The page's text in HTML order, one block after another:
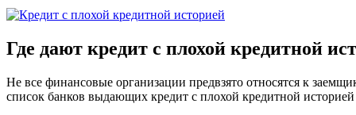
Где дают кредит с плохой кредитной
Не все финансовые организации предвзято относятся к
список банков выдающих кредит с плохой кредитной